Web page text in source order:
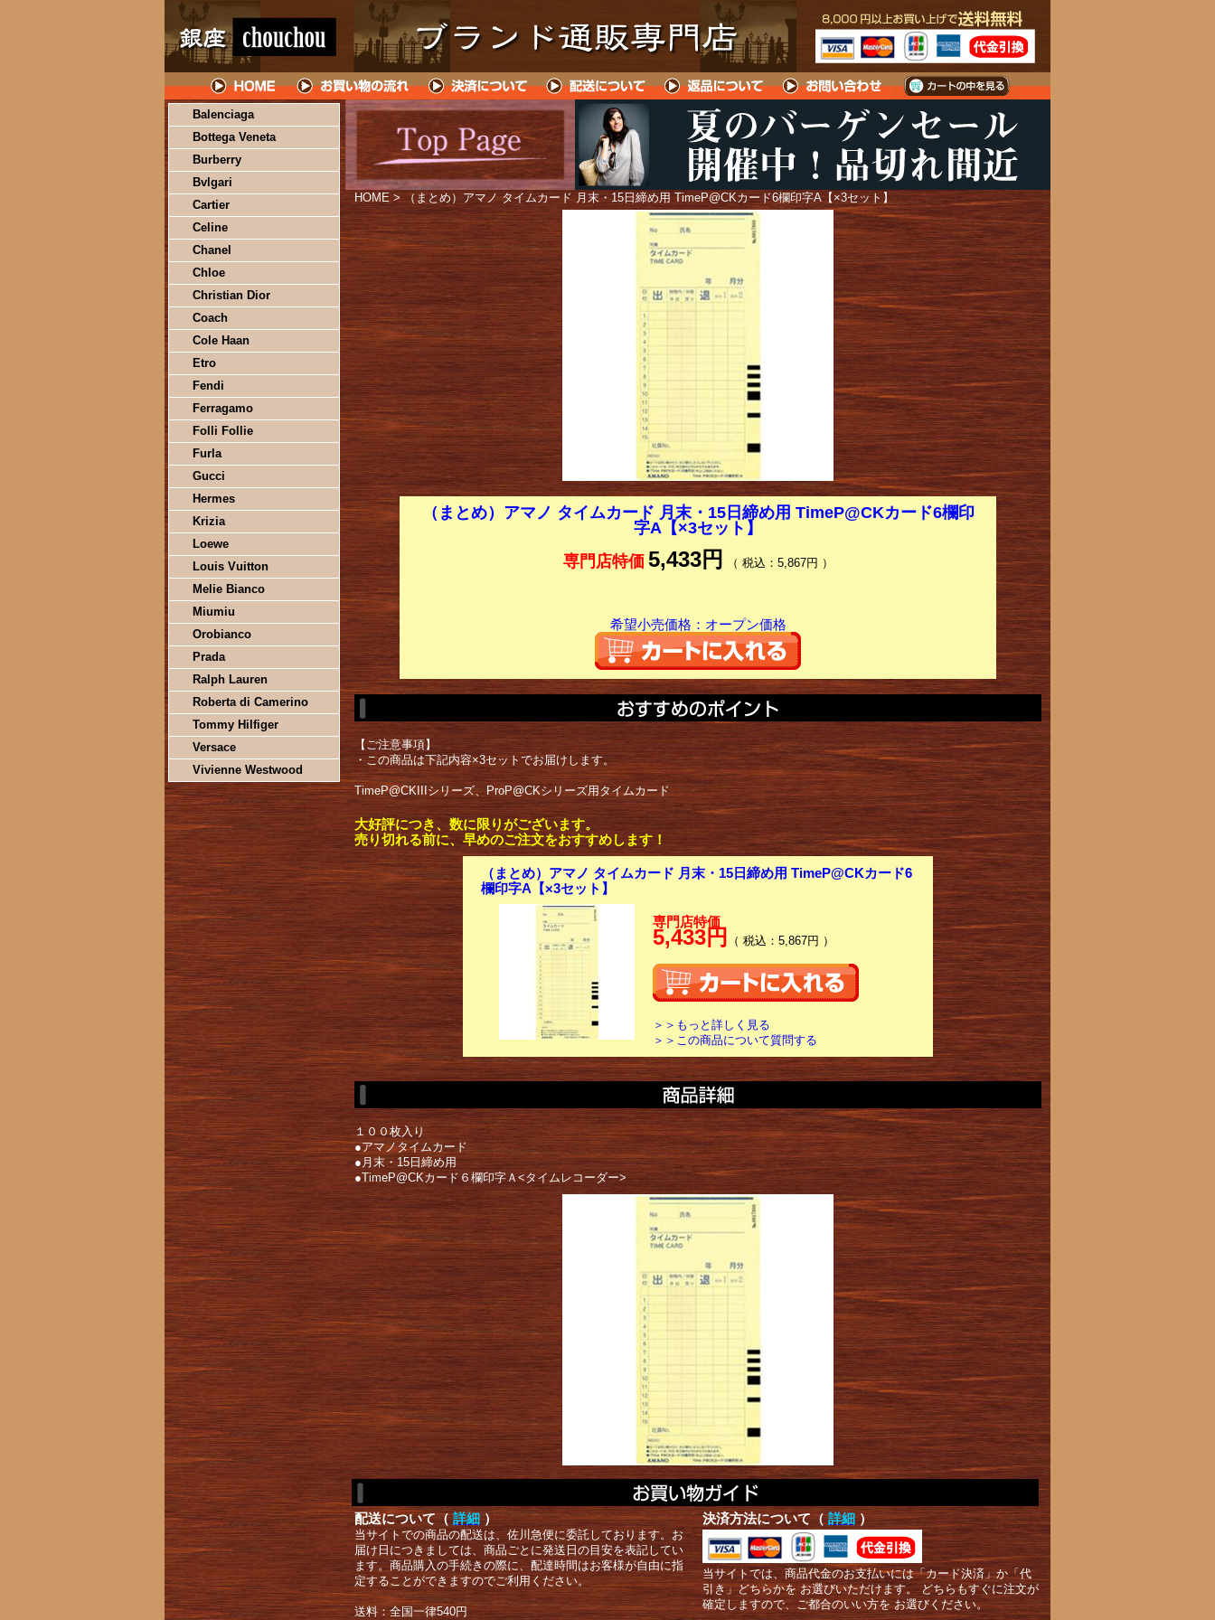
Balenciaga
Bottega Veneta
Burberry
Bvlgari
Cartier
Celine
Chanel
Chloe
Christian Dior
Coach
Cole Haan
Etro
Fendi
Ferragamo
Folli Follie
Furla
Gucci
Hermes
Krizia
Loewe
Louis Vuitton
Melie Bianco
Miumiu
Orobianco
Prada
Ralph Lauren
Roberta di Camerino
Tommy Hilfiger
Versace
Vivienne Westwood
HOME > （まとめ）アマノ タイムカード 月末・15日締め用 TimeP@CKカード6欄印字A【×3セット】
（まとめ）アマノ タイムカード 月末・15日締め用 TimeP@CKカード6欄印
字A【×3セット】
専門店特価 5,433円 （ 税込：5,867円 ）
希望小売価格：オープン価格
【ご注意事項】
・この商品は下記内容×3セットでお届けします。
TimeP@CKIIIシリーズ、ProP@CKシリーズ用タイムカード
大好評につき、数に限りがございます。
売り切れる前に、早めのご注文をおすすめします！
（まとめ）アマノ タイムカード 月末・15日締め用 TimeP@CKカード6
欄印字A【×3セット】
専門店特価
5,433円 （ 税込：5,867円 ）
＞＞もっと詳しく見る
＞＞この商品について質問する
１００枚入り
●アマノタイムカード
●月末・15日締め用
●TimeP@CKカード６欄印字Ａ<タイムレコーダー>
配送について（ 詳細 ）
当サイトでの商品の配送は、佐川急便に委託しております。お
届け日につきましては、商品ごとに発送日の目安を表記してい
ます。商品購入の手続きの際に、配達時間はお客様が自由に指
定することができますのでご利用ください。
送料：全国一律540円
決済方法について（ 詳細 ）
当サイトでは、商品代金のお支払いには「カード決済」か「代
引き」どちらかを お選びいただけます。 どちらもすぐに注文が
確定しますので、ご都合のいい方を お選びください。